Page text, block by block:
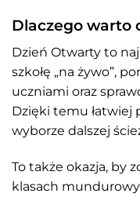
Dlaczego warto
Dzień Otwarty to
szkołę „na żywo”,
uczniami oraz
Dzięki temu łatwiej
wyborze dalszej
To także okazja, by
klasach